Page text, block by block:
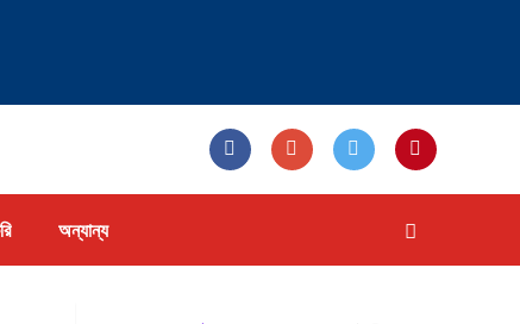
অন্যান্য